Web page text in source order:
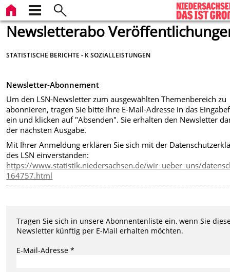
Newsletterabo
STATISTISCHE BERICHTE - K SOZIALLEISTUNGEN
Newsletter-Abonnement
Um den LSN-Newsletter zum ausgewählten Themenbereich zu
abonnieren, tragen Sie bitte Ihre E-Mail-Adresse in das
ein und klicken auf "Absenden". Sie erhalten den Newsletter
der nächsten Ausgabe.
Mit Ihrer Anmeldung erklären Sie sich mit der
des LSN einverstanden:
https://www.statistik.niedersachsen.de/wir_ueber_uns/
164757.html
Tragen Sie sich in unsere Abonnentenliste ein, wenn Sie
Newsletter künftig per E-Mail erhalten möchten.
E-Mail-Adresse *